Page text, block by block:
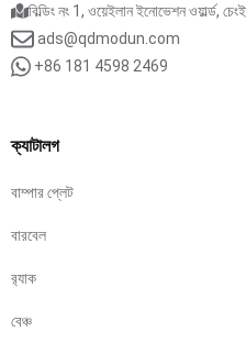
বিল্ডিং নং 1, ওয়েইলান ইনোভেশন ওয়ার্ল্ড,
ads@qdmodun.com
+86 181 4598 2469
ক্যাটালগ
বাম্পার প্লেট
বারবেল
র‍্যাক
বেঞ্চ